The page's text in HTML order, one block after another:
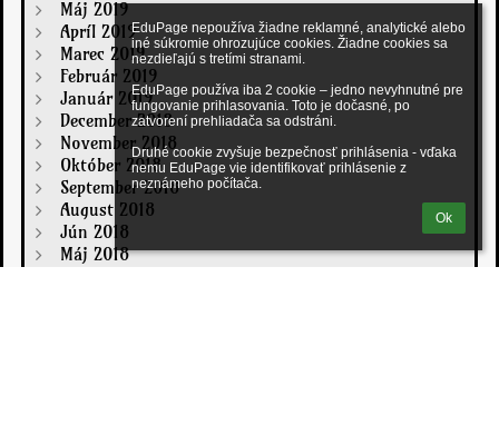
EduPage nepoužíva žiadne reklamné, analytické alebo
iné súkromie ohrozujúce cookies. Žiadne cookies sa
nezdieľajú s tretími stranami.
EduPage používa iba 2 cookie – jedno nevyhnutné pre
fungovanie prihlasovania. Toto je dočasné, po
zatvorení prehliadača sa odstráni.
Druhé cookie zvyšuje bezpečnosť prihlásenia - vďaka
nemu EduPage vie identifikovať prihlásenie z
neznámeho počítača.
Ok
Máj 2019
Apríl 2019
Marec 2019
Február 2019
Január 2019
December 2018
November 2018
Október 2018
September 2018
August 2018
Jún 2018
Máj 2018